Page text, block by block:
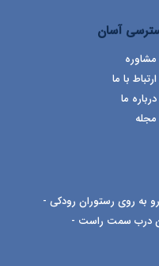
آسان
مشاوره
ارتباط با ما
درباره ما
مجله
به روی رستوران رودکی -
درب سمت راست -